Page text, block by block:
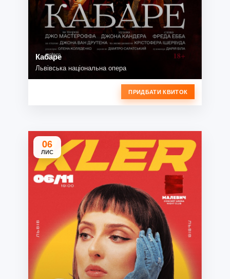
Кабаре
Львівська національна опера
ПРИДБАТИ КВИТОК
06
ЛИС